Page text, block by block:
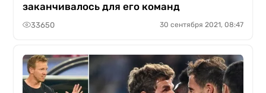
заканчивалось для его команд
33650 30 сентября 2021, 08:47